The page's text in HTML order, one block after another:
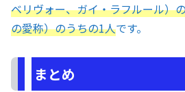
ベリヴォー、ガイ・ラフルール）
の愛称）のうちの1人です。
まとめ